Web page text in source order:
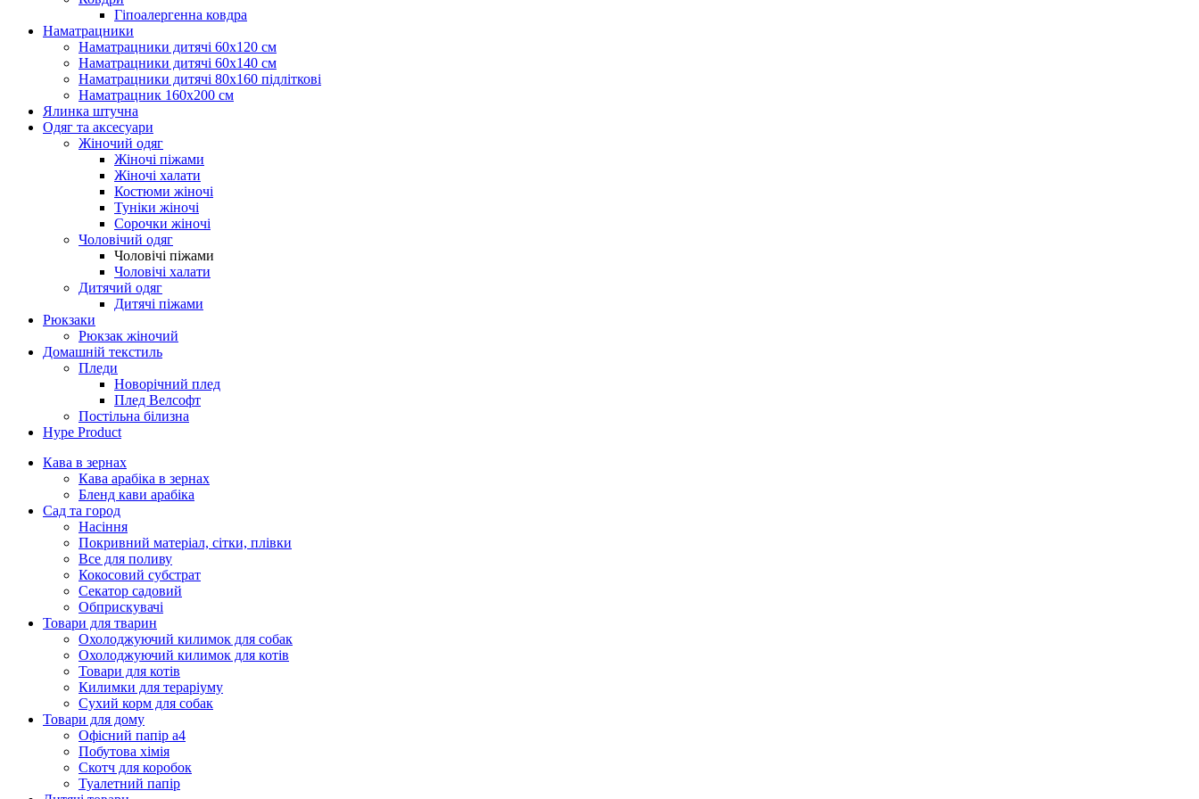
Гіпоалергенна ковдра
Наматрацники
Наматрацники дитячі 60х120 см
Наматрацники дитячі 60х140 см
Наматрацники дитячі 80х160 підліткові
Наматрацник 160х200 см
Ялинка штучна
Одяг та аксесуари
Жіночий одяг
Жіночі піжами
Жіночі халати
Костюми жіночі
Туніки жіночі
Сорочки жіночі
Чоловічий одяг
Чоловічі піжами
Чоловічі халати
Дитячий одяг
Дитячі піжами
Рюкзаки
Рюкзак жіночий
Домашній текстиль
Пледи
Новорічний плед
Плед Велсофт
Постільна білизна
Hype Product
Кава в зернах
Кава арабіка в зернах
Бленд кави арабіка
Сад та город
Насіння
Покривний матеріал, сітки, плівки
Все для поливу
Кокосовий субстрат
Секатор садовий
Обприскувачі
Товари для тварин
Охолоджуючий килимок для собак
Охолоджуючий килимок для котів
Товари для котів
Килимки для тераріуму
Сухий корм для собак
Товари для дому
Офісний папір а4
Побутова хімія
Скотч для коробок
Туалетний папір